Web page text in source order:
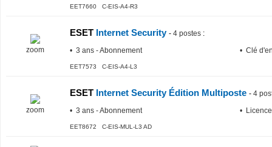
EET7660 C-EIS-A4-R3
zoom
ESET Internet Security - 4 postes :
• 3 ans - Abonnement
• Clé
EET7573 C-EIS-A4-L3
zoom
ESET Internet Security Édition Multiposte - 4
• 3 ans - Abonnement
•
EET8672 C-EIS-MUL-L3 AD